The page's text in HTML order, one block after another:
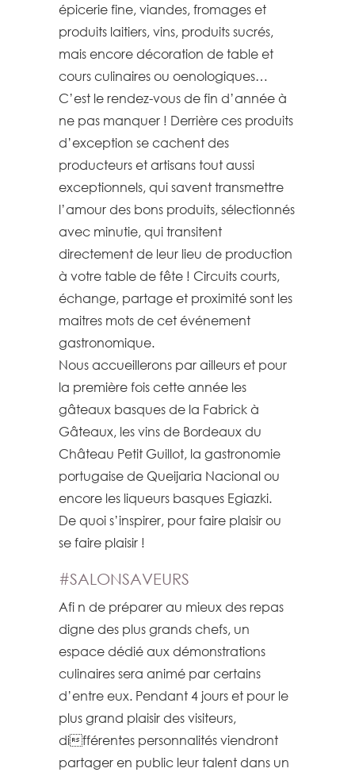
épicerie fine, viandes, fromages et
produits laitiers, vins, produits sucrés,
mais encore décoration de table et
cours culinaires ou oenologiques…
C’est le rendez-vous de fin d’année à
ne pas manquer ! Derrière ces produits
d’exception se cachent des
producteurs et artisans tout aussi
exceptionnels, qui savent transmettre
l’amour des bons produits, sélectionnés
avec minutie, qui transitent
directement de leur lieu de production
à votre table de fête ! Circuits courts,
échange, partage et proximité sont les
maitres mots de cet événement
gastronomique.
Nous accueillerons par ailleurs et pour
la première fois cette année les
gâteaux basques de la Fabrick à
Gâteaux, les vins de Bordeaux du
Château Petit Guillot, la gastronomie
portugaise de Queijaria Nacional ou
encore les liqueurs basques Egiazki.
De quoi s’inspirer, pour faire plaisir ou
se faire plaisir !
#SALONSAVEURS
Afi n de préparer au mieux des repas
digne des plus grands chefs, un
espace dédié aux démonstrations
culinaires sera animé par certains
d’entre eux. Pendant 4 jours et pour le
plus grand plaisir des visiteurs,
différentes personnalités viendront
partager en public leur talent dans un